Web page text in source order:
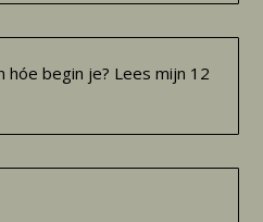
hóe begin je? Lees mijn 12